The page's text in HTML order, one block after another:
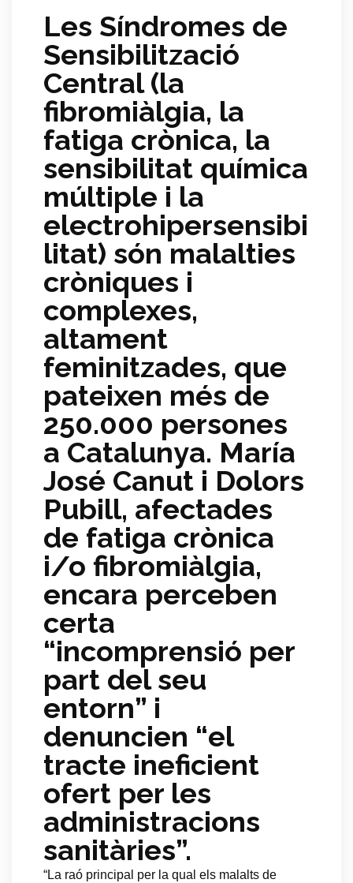
Les Síndromes de
Sensibilització
Central (la
fibromiàlgia, la
fatiga crònica, la
sensibilitat química
múltiple i la
electrohipersensibi
litat) són malalties
cròniques i
complexes,
altament
feminitzades, que
pateixen més de
250.000 persones
a Catalunya. María
José Canut i Dolors
Pubill, afectades
de fatiga crònica
i/o fibromiàlgia,
encara perceben
certa
“incomprensió per
part del seu
entorn” i
denuncien “el
tracte ineficient
ofert per les
administracions
sanitàries”.
“La raó principal per la qual els malalts de